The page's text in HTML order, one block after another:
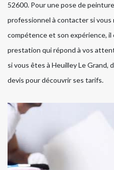
52600. Pour une pose de
professionnel à contacter si vous
compétence et son expérience,
prestation qui répond à vos
si vous êtes à Heuilley Le Grand,
devis pour découvrir ses tarifs.